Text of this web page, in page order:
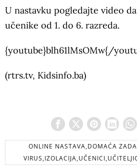
U nastavku pogledajte video
učenike od 1. do 6. razreda.
{youtube}blh61lMsOMw{/
(rtrs.tv, Kidsinfo.ba)
ONLINE NASTAVA,DOMAĆA